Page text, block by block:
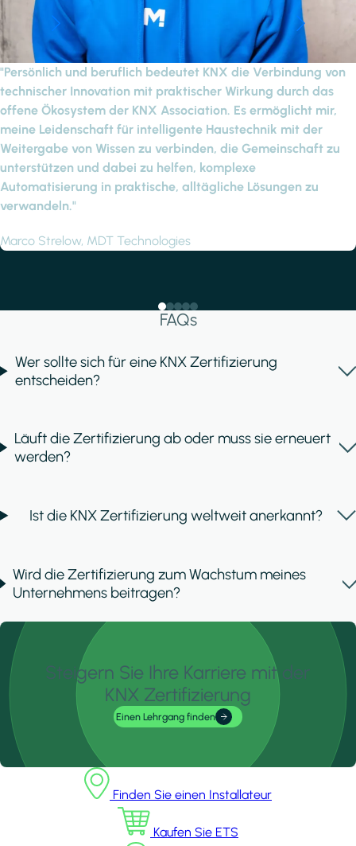
"Persönlich und beruflich bedeutet KNX die Verbindung von
technischer Innovation mit praktischer Wirkung durch das
offene Ökosystem der KNX Association. Es ermöglicht mir,
meine Leidenschaft für intelligente Haustechnik mit der
Weitergabe von Wissen zu verbinden, die Gemeinschaft zu
unterstützen und dabei zu helfen, komplexe
Automatisierung in praktische, alltägliche Lösungen zu
verwandeln."
Marco Strelow, MDT Technologies
FAQs
Wer sollte sich für eine KNX Zertifizierung
entscheiden?
Läuft die Zertifizierung ab oder muss sie erneuert
werden?
Ist die KNX Zertifizierung weltweit anerkannt?
Wird die Zertifizierung zum Wachstum meines
Unternehmens beitragen?
Steigern Sie Ihre Karriere mit der
KNX Zertifizierung
Einen Lehrgang finden
Finden Sie einen Installateur
Kaufen Sie ETS